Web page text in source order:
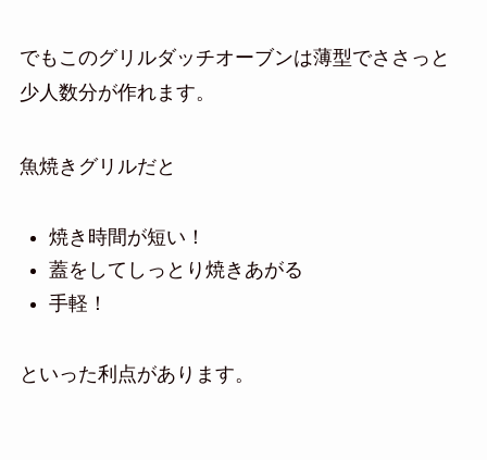
でもこのグリルダッチオーブンは薄型でささっと
少人数分が作れます。
魚焼きグリルだと
焼き時間が短い！
蓋をしてしっとり焼きあがる
手軽！
といった利点があります。